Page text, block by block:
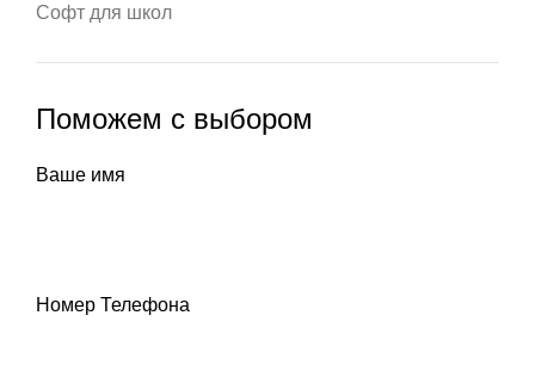
Софт для школ
Поможем с выбором
Ваше имя
Номер Телефона